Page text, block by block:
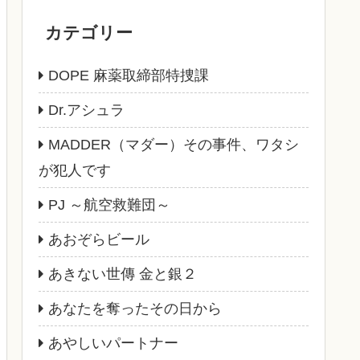
カテゴリー
DOPE 麻薬取締部特捜課
Dr.アシュラ
MADDER（マダー）その事件、ワタシ
が犯人です
PJ ～航空救難団～
あおぞらビール
あきない世傳 金と銀２
あなたを奪ったその日から
あやしいパートナー